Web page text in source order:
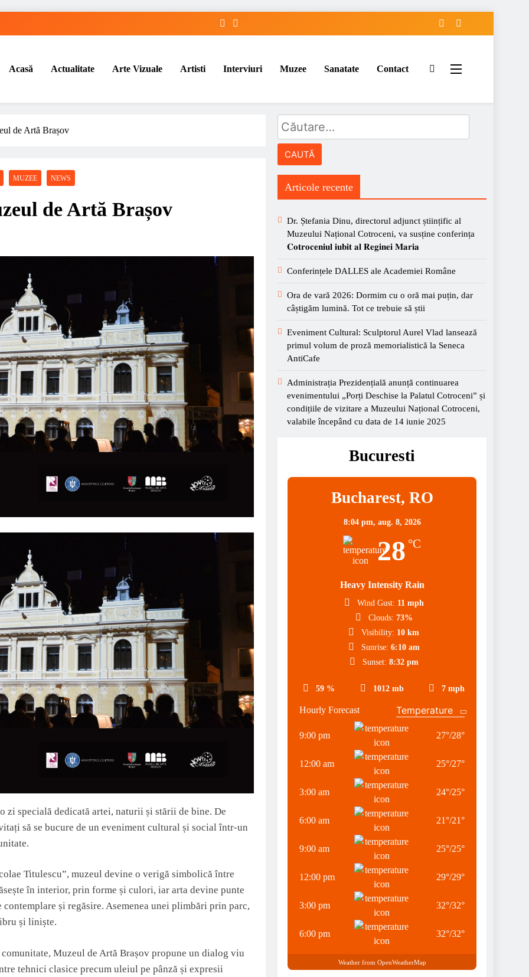
Acasă Actualitate Arte Vizuale Artisti Interviuri Muzee Sanatate Contact
de Artă Brașov
MUZEE NEWS
de Artă Brașov
specială dedicată artei, naturii și stării de bine. De
să se bucure de un eveniment cultural și social într-un
Titulescu”, muzeul devine o verigă simbolică între
în interior, prin forme și culori, iar arta devine punte
și regăsire. Asemenea unei plimbări prin parc,
și liniște.
Muzeul de Artă Brașov propune un dialog viu
tehnici clasice precum uleiul pe pânză și expresii
Caută
după:
Articole recente
Dr. Ștefania Dinu, directorul adjunct științific al
Muzeului Național Cotroceni, va susține conferința
𝐂𝐨𝐭𝐫𝐨𝐜𝐞𝐧𝐢𝐮𝐥 𝐢𝐮𝐛𝐢𝐭 𝐚𝐥 𝐑𝐞𝐠𝐢𝐧𝐞𝐢 𝐌𝐚𝐫𝐢𝐚
Conferințele DALLES ale Academiei Române
Ora de vară 2026: Dormim cu o oră mai puțin, dar
câștigăm lumină. Tot ce trebuie să știi
Eveniment Cultural: Sculptorul Aurel Vlad lansează
primul volum de proză memorialistică la Seneca
AntiCafe
Administrația Prezidențială anunță continuarea
evenimentului „Porți Deschise la Palatul Cotroceni” și
condițiile de vizitare a Muzeului Național Cotroceni,
valabile începând cu data de 14 iunie 2025
Bucuresti
Bucharest, RO
8:04 pm, aug. 8, 2026
28 °C
Heavy Intensity Rain
59 % 1012 mb 7 mph
Wind Gust: 11 mph
Clouds: 73%
Visibility: 10 km
Sunrise: 6:10 am
Sunset: 8:32 pm
Hourly Forecast
9:00 pm 27°/28°
12:00 am 25°/27°
3:00 am 24°/25°
6:00 am 21°/21°
9:00 am 25°/25°
12:00 pm 29°/29°
3:00 pm 32°/32°
6:00 pm 32°/32°
Weather from OpenWeatherMap